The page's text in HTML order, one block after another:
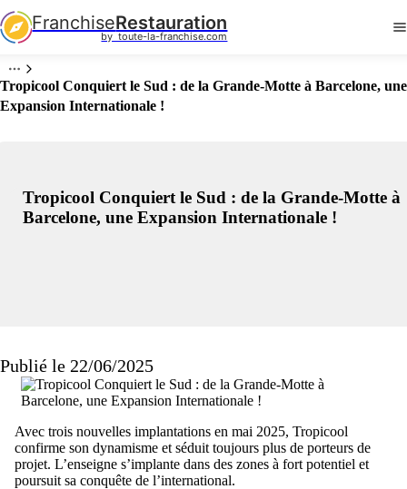
FranchiseRestauration
by  toute-la-franchise.com
Tropicool Conquiert le Sud : de la Grande-Motte à Barcelone, une
Expansion Internationale !
Tropicool Conquiert le Sud : de la Grande-Motte à
Barcelone, une Expansion Internationale !
Publié le 22/06/2025
Avec trois nouvelles implantations en mai 2025, Tropicool
confirme son dynamisme et séduit toujours plus de porteurs de
projet. L’enseigne s’implante dans des zones à fort potentiel et
poursuit sa conquête de l’international.